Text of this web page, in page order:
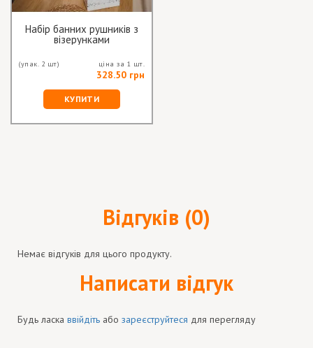
Набір банних рушників з
візерунками
(упак. 2 шт) ціна за 1 шт.
328.50 грн
КУПИТИ
Відгуків (0)
Немає відгуків для цього продукту.
Написати відгук
Будь ласка ввійдіть або зареєструйтеся для перегляду